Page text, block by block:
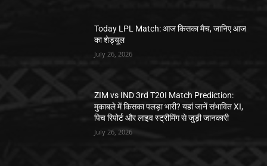
Today LPL Match: आज किसका मैच, जानिए आज
का शेड्यूल
July 26, 2026
ZIM vs IND 3rd T20I Match Prediction:
मुकाबले में किसका पलड़ा भारी? यहां जानें संभावित XI,
पिच रिपोर्ट और लाइव स्ट्रीमिंग से जुड़ी जानकारी
July 26, 2026